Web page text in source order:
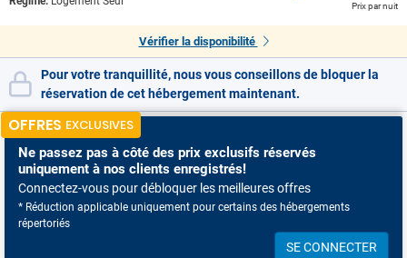
Prix par nuit
Vérifier la disponibilité
Pour votre tranquillité, nous vous conseillons de bloquer la
réservation de cet hébergement maintenant.
OFFRES EXCLUSIVES
Ne passez pas à côté des prix exclusifs réservés
uniquement à nos clients enregistrés!
Connectez-vous pour débloquer les meilleures offres
* Réduction applicable uniquement pour certains des hébergements
répertoriés
SE CONNECTER